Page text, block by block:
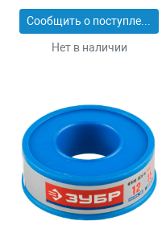
Сообщить о поступлении
Нет в наличии